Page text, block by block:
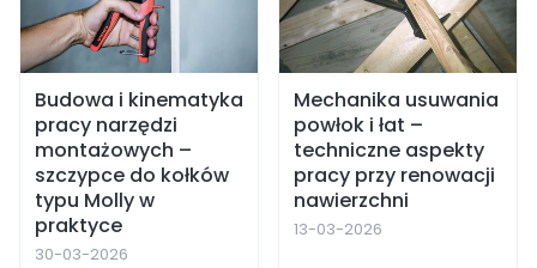
Budowa i kinematyka
pracy narzędzi
montażowych –
szczypce do kołków
typu Molly w
praktyce
30-03-2026
Mechanika usuwania
powłok i łat –
techniczne aspekty
pracy przy renowacji
nawierzchni
13-03-2026